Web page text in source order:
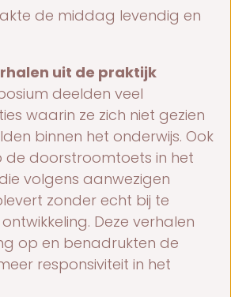
de middag levendig en
uit de praktijk
deelden veel
waarin ze zich niet gezien
binnen het onderwijs. Ook
de doorstroomtoets in het
volgens aanwezigen
zonder echt bij te
Deze verhalen
op en benadrukten de
responsiviteit in het